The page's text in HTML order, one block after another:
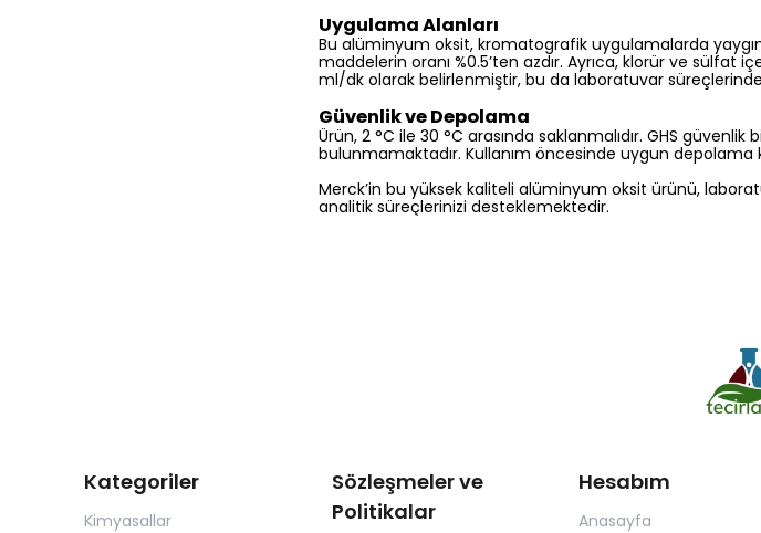
Uygulama Alanları
Bu alüminyum oksit, kromatografik uygulamalarda
maddelerin oranı %0.5’ten azdır. Ayrıca, klorür ve sülfat
ml/dk olarak belirlenmiştir, bu da laboratuvar
Güvenlik ve Depolama
Ürün, 2 °C ile 30 °C arasında saklanmalıdır. GHS
bulunmamaktadır. Kullanım öncesinde uygun
Merck’in bu yüksek kaliteli alüminyum oksit ürünü,
analitik süreçlerinizi desteklemektedir.
Kategoriler
Kimyasallar
Sözleşmeler ve
Politikalar
Hesabım
Anasayfa